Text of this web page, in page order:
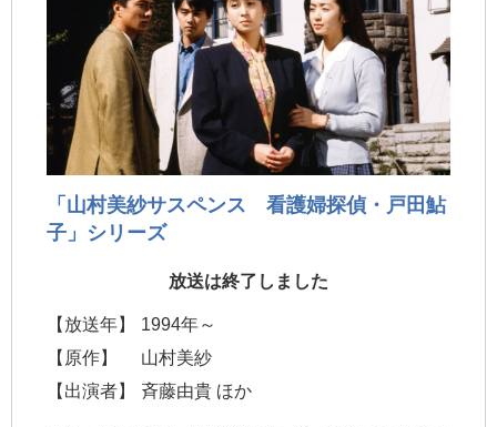
「山村美紗サスペンス 看護婦探偵・戸田鮎
子」シリーズ
放送は終了しました
【放送年】
1994年～
【原作】
山村美紗
【出演者】
斉藤由貴 ほか